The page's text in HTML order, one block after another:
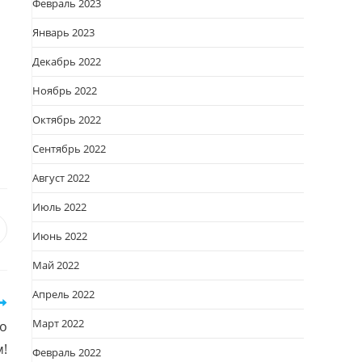
новом
Февраль 2023
Январь 2023
Декабрь 2022
Ноябрь 2022
Октябрь 2022
Сентябрь 2022
Август 2022
Июль 2022
Июнь 2022
Май 2022
Апрель 2022
Март 2022
Февраль 2022